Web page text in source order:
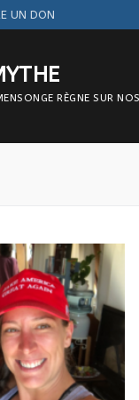
UN DON
RÈGNE SUR